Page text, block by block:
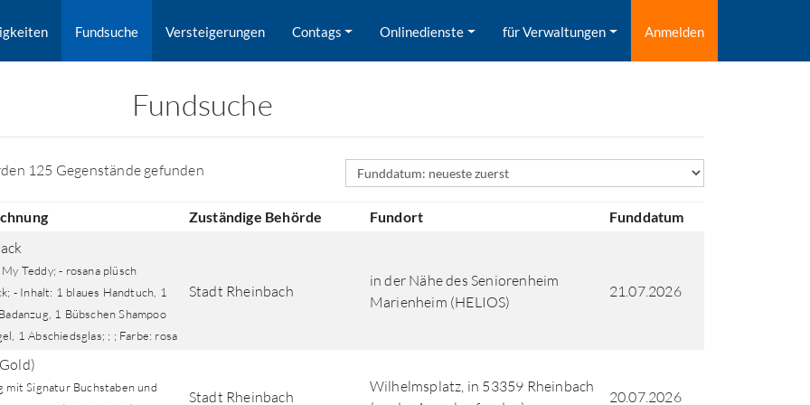
Fundsuche Versteigerungen Contags Onlinedienste für Verwaltungen Anmelden
Fundsuche
nach Orten gesucht.
125 Gegenstände gefunden Sortierfeld
Zuständige Behörde Fundort Funddatum
Teddy; - rosana plüsch
- Inhalt: 1 blaues Handtuch, 1
1 Bübschen Shampoo
1 Abschiedsglas; ; ; Farbe: rosa
Stadt Rheinbach
in der Nähe des Seniorenheim
Marienheim (HELIOS)
21.07.2026
mit Signatur Buchstaben und
Stadt Rheinbach
Wilhelmsplatz, in 53359 Rheinbach
20.07.2026